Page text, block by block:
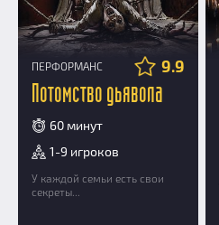
ПЕРФОРМАНС 9.9
Потомство дьявола
60 минут
1-9 игроков
У каждой семьи есть свои
секреты...